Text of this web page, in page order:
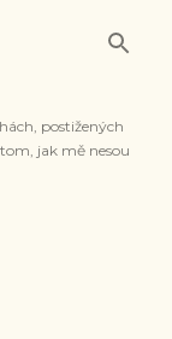
postižených
jak mě nesou